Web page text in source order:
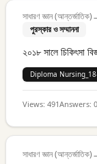
সাধারণ জ্ঞান (আন্তর্জাতিক)
পুরস্কার ও সম্মাননা
২০১৮ সালে চিকিৎসা
Diploma
Views: 491Answers: 0
সাধারণ জ্ঞান (আন্তর্জাতিক)